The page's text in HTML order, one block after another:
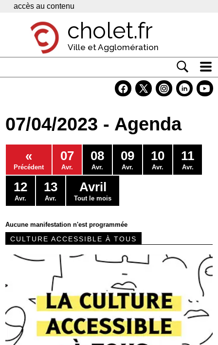
Panneau de gestion des cookies
accès au contenu
cholet.fr
Ville et Agglomération
Economie
Services
Contacts
07/04/2023 - Agenda
«
Précédent
07
Avr.
08
Avr.
09
Avr.
10
Avr.
11
Avr.
12
Avr.
13
Avr.
Avril
Tout le mois
Aucune manifestation n'est programmée
CULTURE ACCESSIBLE À TOUS